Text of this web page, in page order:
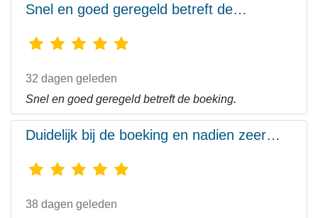
Snel en goed geregeld betreft de…
32 dagen geleden
Snel en goed geregeld betreft de boeking.
Duidelijk bij de boeking en nadien zeer…
38 dagen geleden